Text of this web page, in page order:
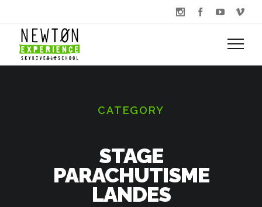
CATEGORY
STAGE
PARACHUTISME
LANDES